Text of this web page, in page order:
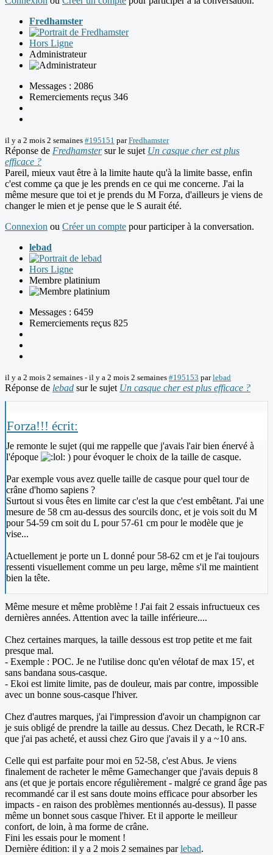
Fredhamster
Hors Ligne
Administrateur
Messages : 2086
Remerciements reçus 346
il y a 2 mois 2 semaines #195151 parFredhamster
Réponse de Fredhamstersur le sujet Un casque cher est plus
efficace ?
Pareil, mieux vaut être à la limite haute qu'à la limite basse, enfin
c'est comme ça que je les prends en ce qui me concerne. J'ai la
même mesure que toi et je prends du M Forza, d'ailleurs je viens de
changer le mien et je pense que le S aurait été.
Connexion ou Créer un compte pour participer à la conversation.
lebad
Hors Ligne
Membre platinium
Messages : 6459
Remerciements reçus 825
il y a 2 mois 2 semaines - il y a 2 mois 2 semaines #195153 parlebad
Réponse de lebad sur le sujet Un casque cher est plus efficace ?
Forza!!! écrit:
Je remonte le sujet (qui me rappelle que j'avais l'air bien énervé à
l'époque
) pour évoquer le choix de la taille de casque.
Par exemple vous avez quelle taille de casque pour quel tour de
crâne d'homo sapiens ?
Surtout si vous êtes en limite car c'est la que c'est embêtant. J'ai une
mesure de 58 cm au-dessus des sourcils donc, et je vois soit du M
pour 54-59 cm soit du L pour 57-61 cm pour le modèle que je
vise...
Actuellement je porte un L donné pour 58-62 cm et je l'ai toujours
ressenti visuellement comme un peu large, même s'il me maintient
bien la tête.
Même mesure et même problème ! J'ai fait 2 essais infructueux ces
dernières années. Attention avec la taille inférieure....
Chez certaines marques, la taille dessous est trop petite et me fait
presque mal.
- Exemple : POC. Je ne l'utilise donc qu'en vélotaf de max 15', et
sans bandana sous-casque.
- Ekoi est limite limite, pas de douleur, mais par contre, impossible
avec un bonne sous-casque l'hiver.
Chez d'autres marques, j'ai l'impression d'avoir un champignon car
je suis obligé de prendre la taille au dessus. Chez Decath, le RCR-F
que j'ai pas acheté, et aussi chez Giro que j'avais il y a ~10 ans.
Celle qui est parfaite pour moi en 52-58, c'est Abus. Je viens
finalement de racheter le même Gamechanger que j'avais depuis 8
ans (et que je portais encore régulièrement - malgré ce grand âge pas
recommandé car il est sans doute moins efficace pour absorber les
impacts - en raison des problèmes mentionnés au-dessus). Il passe
même un bonnet sous casque l'hiver. Et il apporte le meilleur
confort, de loin, à ma forme de crâne.
Fini les essais pour le moment !
Dernière édition: il y a 2 mois 2 semaines parlebad.